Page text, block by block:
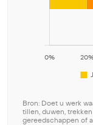
Bron: Doet u werk
tillen, duwen,
gereedschappen of